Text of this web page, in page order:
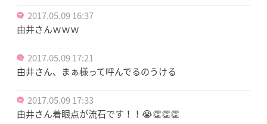
2017.05.09 16:37
由井さんｗｗｗ
2017.05.09 17:21
由井さん、まぁ様って呼んでるのうける
2017.05.09 17:33
由井さん着眼点が流石です！！😭👏👏👏